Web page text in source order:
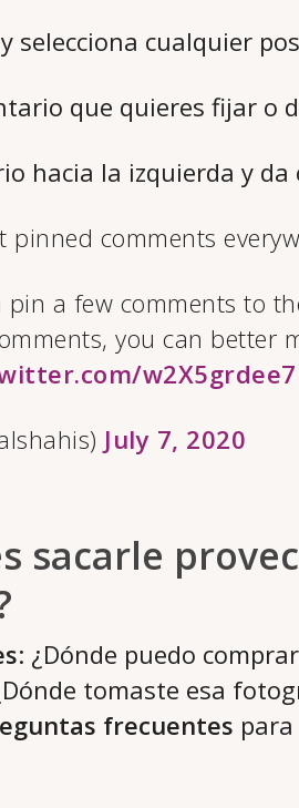
y selecciona cualquier
que quieres fijar o
hacia la izquierda y da
pinned comments
a few comments to
you can better
w2X5grdee7
July 7, 2020
sacarle
: ¿Dónde puedo
tomaste esa
frecuentes